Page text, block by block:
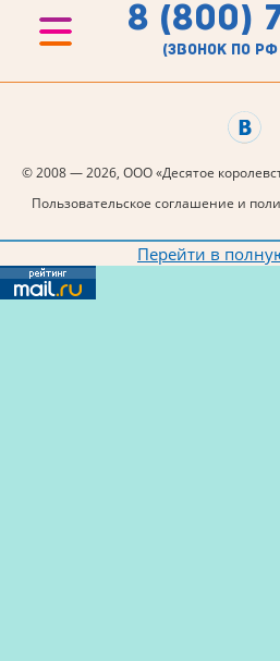
8 (800)
(звонок по
© 2008 — 2026, ООО «Десятое
Пользовательское соглашение и
Перейти в